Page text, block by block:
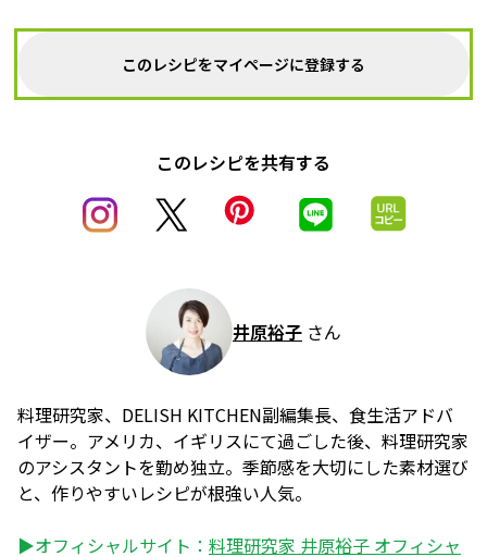
このレシピをマイページに登録する
このレシピを共有する
井原裕子 さん
料理研究家、DELISH KITCHEN副編集長、食生活アドバ
イザー。アメリカ、イギリスにて過ごした後、料理研究家
のアシスタントを勤め独立。季節感を大切にした素材選び
と、作りやすいレシピが根強い人気。
▶オフィシャルサイト： 料理研究家 井原裕子 オフィシャ